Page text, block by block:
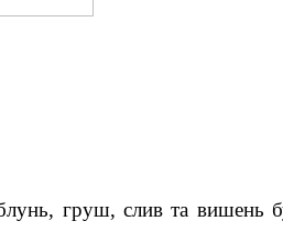
груш, слив та вишень